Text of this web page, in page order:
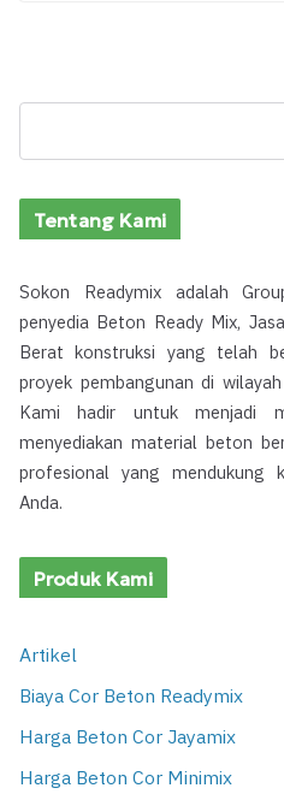
Tentang Kami
Sokon Readymix adalah
penyedia Beton Ready Mix,
Berat konstruksi yang telah
proyek pembangunan di
Kami hadir untuk menjadi
menyediakan material beton
profesional yang mendukung
Anda.
Produk Kami
Artikel
Biaya Cor Beton Readymix
Harga Beton Cor Jayamix
Harga Beton Cor Minimix